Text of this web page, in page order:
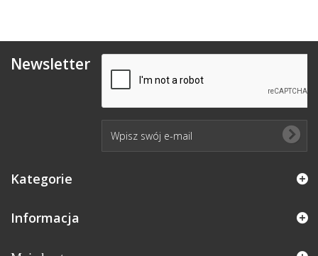
Newsletter
Kategorie
Informacja